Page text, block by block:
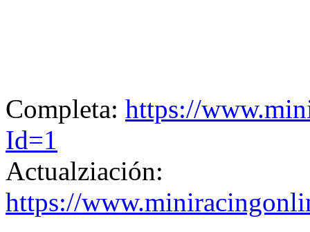
Completa: https://
Id=1
Actualziación:
https://